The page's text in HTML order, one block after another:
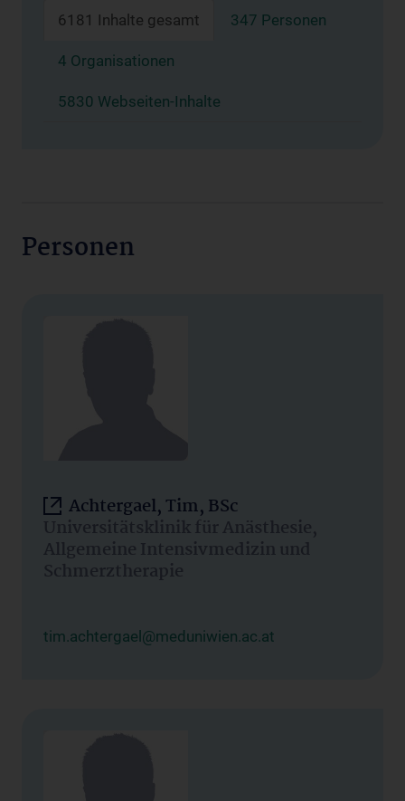
6181 Inhalte gesamt 347 Personen
4 Organisationen
5830 Webseiten-Inhalte
Personen
Achtergael, Tim, BSc
Universitätsklinik für Anästhesie,
Allgemeine Intensivmedizin und
Schmerztherapie
tim.achtergael@meduniwien.ac.at